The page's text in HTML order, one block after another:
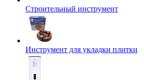
Строительный инструмент
Инструмент для укладки плитки